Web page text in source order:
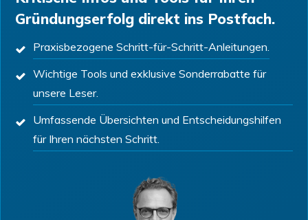
Gründungserfolg direkt ins Postfach.
Praxisbezogene Schritt-für-Schritt-Anleitungen.
Wichtige Tools und exklusive Sonderrabatte für
unsere Leser.
Umfassende Übersichten und Entscheidungshilfen
für Ihren nächsten Schritt.